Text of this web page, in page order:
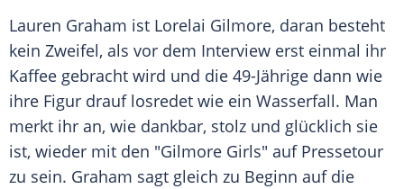
Lauren Graham ist Lorelai Gilmore, daran besteht
kein Zweifel, als vor dem Interview erst einmal ihr
Kaffee gebracht wird und die 49-Jährige dann wie
ihre Figur drauf losredet wie ein Wasserfall. Man
merkt ihr an, wie dankbar, stolz und glücklich sie
ist, wieder mit den "Gilmore Girls" auf Pressetour
zu sein. Graham sagt gleich zu Beginn auf die